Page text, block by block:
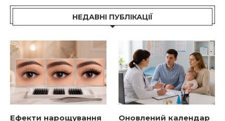
НЕДАВНІ ПУБЛІКАЦІЇ
Ефекти нарощування Оновлений календар